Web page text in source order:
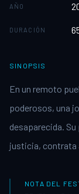
AÑO
DURACIÓN
SINOPSIS
En un remoto
poderosos, una
desaparecida.
justicia, contrata
NOTA DEL